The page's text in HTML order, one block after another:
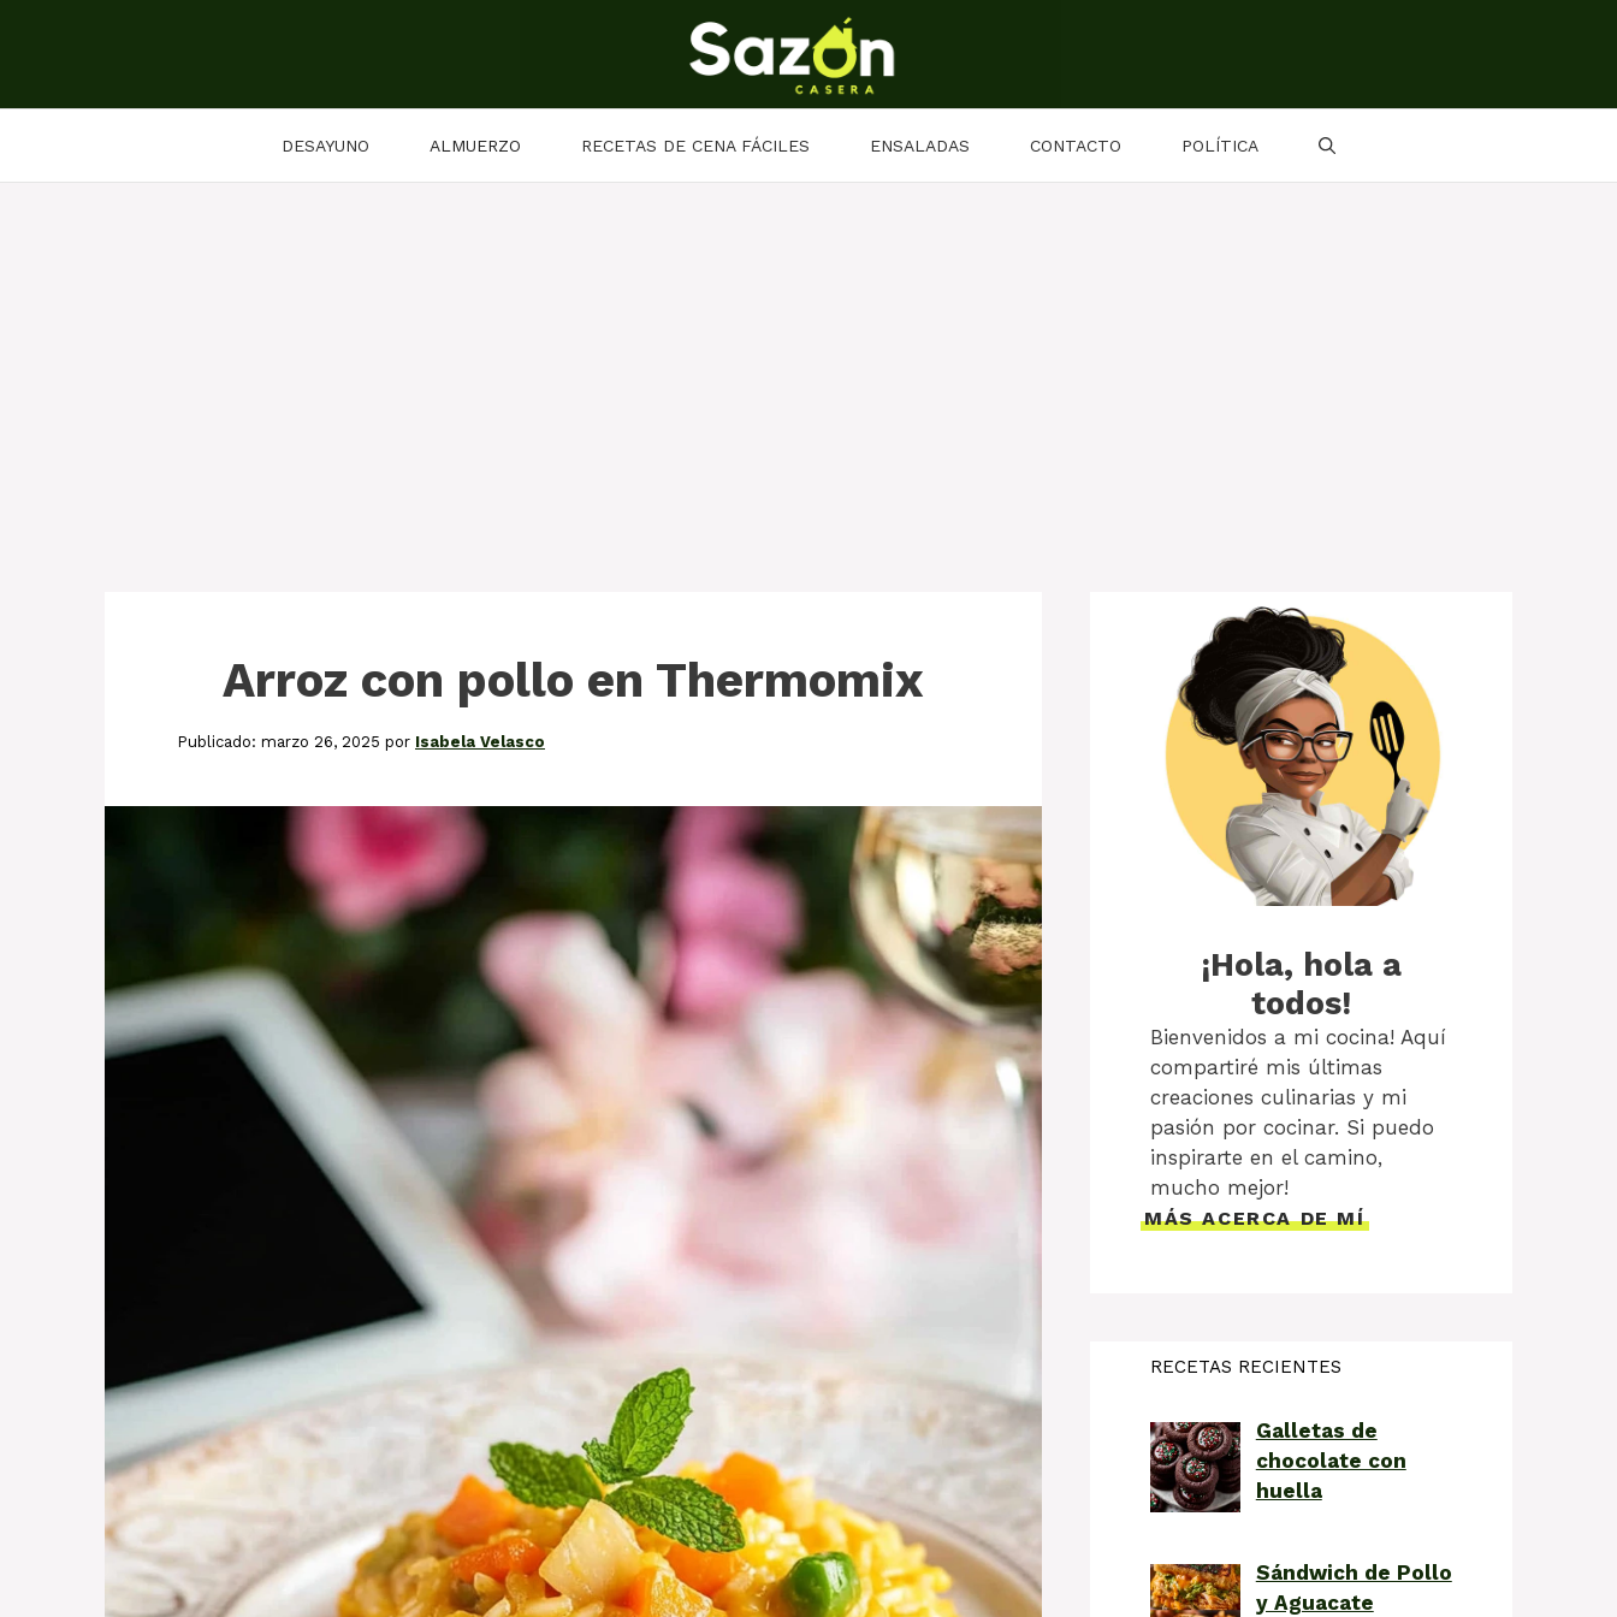
DESAYUNO ALMUERZO RECETAS DE CENA FÁCILES ENSALADAS CONTACTO POLÍTICA
Arroz con pollo en Thermomix
marzo 26, 2025 por Isabela Velasco
¡Hola, hola a
todos!
Bienvenidos a mi cocina! Aquí
compartiré mis últimas
creaciones culinarias y mi
pasión por cocinar. Si puedo
inspirarte en el camino,
mucho mejor!
MÁS ACERCA DE MÍ
RECETAS RECIENTES
Galletas de
chocolate con
huella
Sándwich de Pollo
y Aguacate